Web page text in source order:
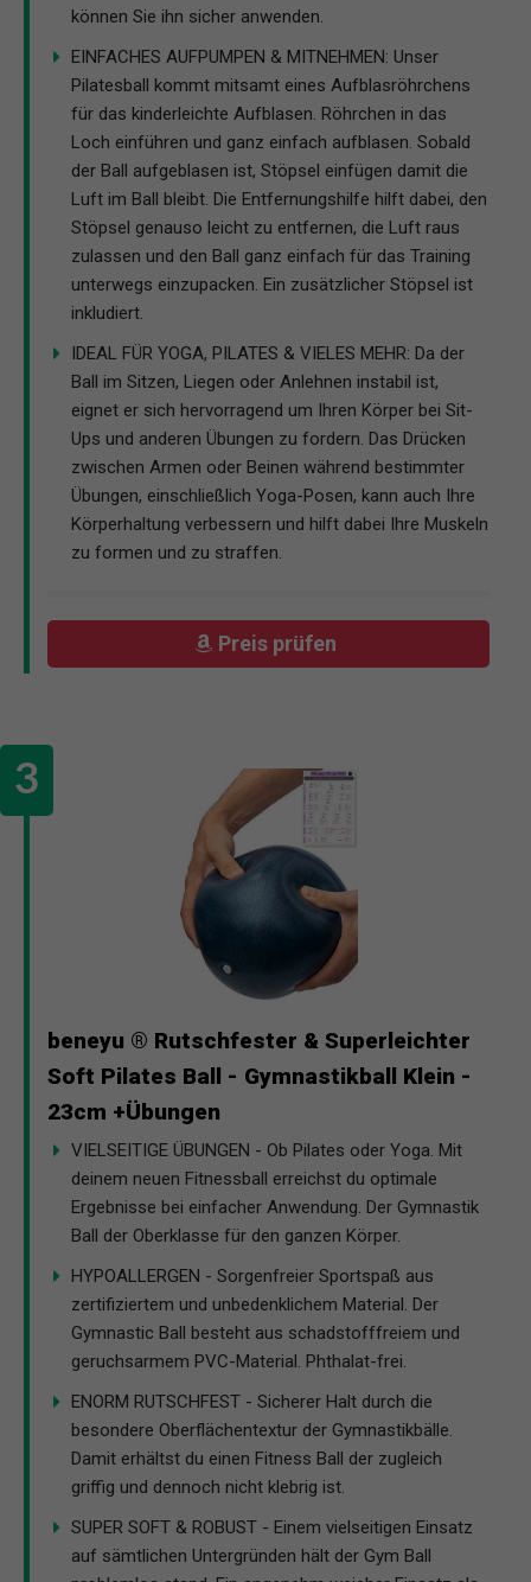
können Sie ihn sicher anwenden.
EINFACHES AUFPUMPEN & MITNEHMEN: Unser
Pilatesball kommt mitsamt eines Aufblasröhrchens
für das kinderleichte Aufblasen. Röhrchen in das
Loch einführen und ganz einfach aufblasen. Sobald
der Ball aufgeblasen ist, Stöpsel einfügen damit die
Luft im Ball bleibt. Die Entfernungshilfe hilft dabei, den
Stöpsel genauso leicht zu entfernen, die Luft raus
zulassen und den Ball ganz einfach für das Training
unterwegs einzupacken. Ein zusätzlicher Stöpsel ist
inkludiert.
IDEAL FÜR YOGA, PILATES & VIELES MEHR: Da der
Ball im Sitzen, Liegen oder Anlehnen instabil ist,
eignet er sich hervorragend um Ihren Körper bei Sit-
Ups und anderen Übungen zu fordern. Das Drücken
zwischen Armen oder Beinen während bestimmter
Übungen, einschließlich Yoga-Posen, kann auch Ihre
Körperhaltung verbessern und hilft dabei Ihre Muskeln
zu formen und zu straffen.
Preis prüfen
beneyu ® Rutschfester & Superleichter
Soft Pilates Ball - Gymnastikball Klein -
23cm +Übungen
VIELSEITIGE ÜBUNGEN - Ob Pilates oder Yoga. Mit
deinem neuen Fitnessball erreichst du optimale
Ergebnisse bei einfacher Anwendung. Der Gymnastik
Ball der Oberklasse für den ganzen Körper.
HYPOALLERGEN - Sorgenfreier Sportspaß aus
zertifiziertem und unbedenklichem Material. Der
Gymnastic Ball besteht aus schadstofffreiem und
geruchsarmem PVC-Material. Phthalat-frei.
ENORM RUTSCHFEST - Sicherer Halt durch die
besondere Oberflächentextur der Gymnastikbälle.
Damit erhältst du einen Fitness Ball der zugleich
griffig und dennoch nicht klebrig ist.
SUPER SOFT & ROBUST - Einem vielseitigen Einsatz
auf sämtlichen Untergründen hält der Gym Ball